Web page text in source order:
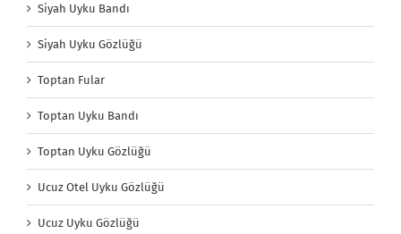
Siyah Uyku Bandı
Siyah Uyku Gözlüğü
Toptan Fular
Toptan Uyku Bandı
Toptan Uyku Gözlüğü
Ucuz Otel Uyku Gözlüğü
Ucuz Uyku Gözlüğü